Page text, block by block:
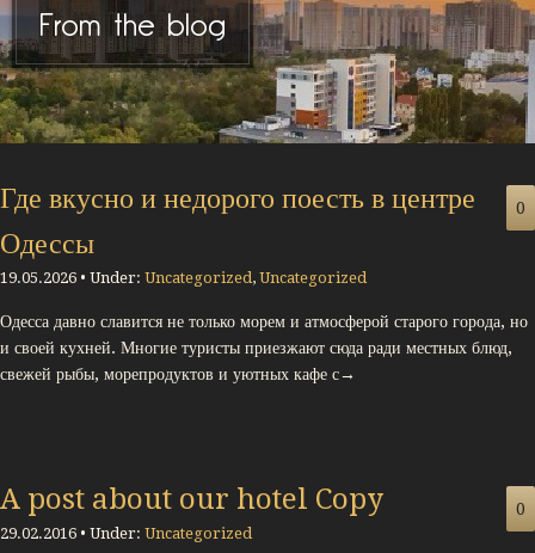
From the blog
Где вкусно и недорого поесть в центре
Одессы
19.05.2026 • Under: Uncategorized, Uncategorized
0
Одесса давно славится не только морем и атмосферой старого города, но
и своей кухней. Многие туристы приезжают сюда ради местных блюд,
свежей рыбы, морепродуктов и уютных кафе с→
A post about our hotel Copy
29.02.2016 • Under: Uncategorized
0